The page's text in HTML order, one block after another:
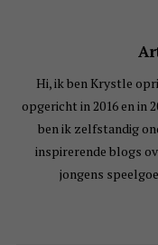
Hi, ik ben Krystle
opgericht in 2016 en in
ben ik zelfstandig
inspirerende blogs
jongens